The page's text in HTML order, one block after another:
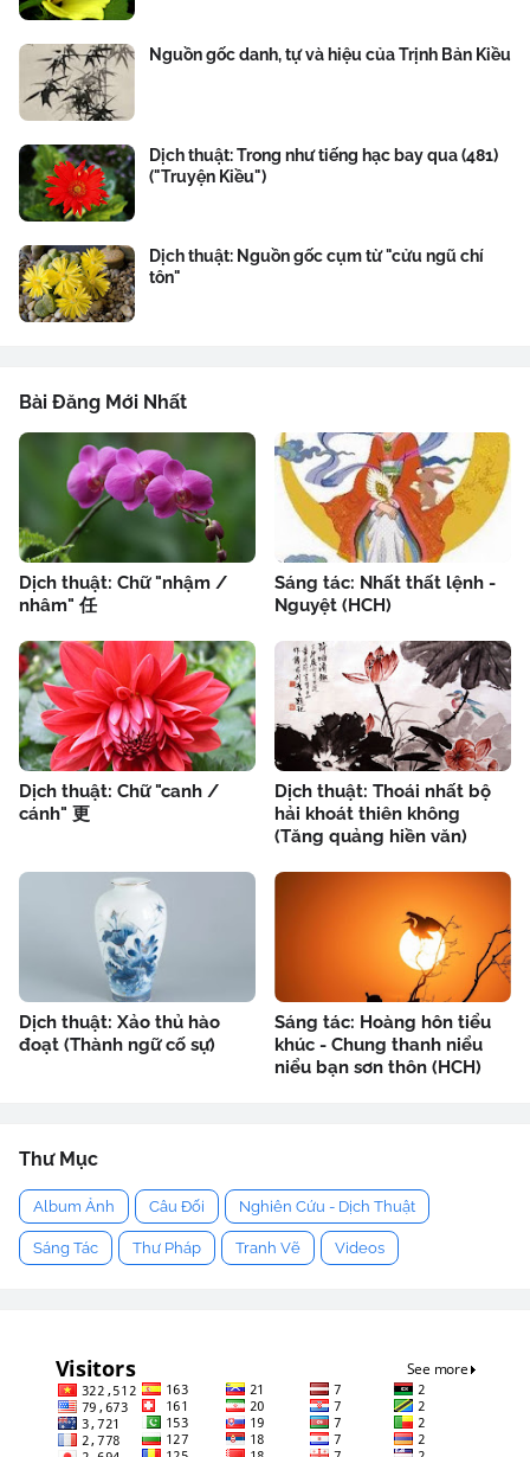
Nguồn gốc danh, tự và hiệu của Trịnh Bản Kiều
Dịch thuật: Trong như tiếng hạc bay qua (481)
("Truyện Kiều")
Dịch thuật: Nguồn gốc cụm từ "cửu ngũ chí
tôn"
Bài Đăng Mới Nhất
Dịch thuật: Chữ "nhậm /
nhâm" 任
Sáng tác: Nhất thất lệnh -
Nguyệt (HCH)
Dịch thuật: Chữ "canh /
cánh" 更
Dịch thuật: Thoái nhất bộ
hải khoát thiên không
(Tăng quảng hiền văn)
Dịch thuật: Xảo thủ hào
đoạt (Thành ngữ cố sự)
Sáng tác: Hoàng hôn tiểu
khúc - Chung thanh niểu
niểu bạn sơn thôn (HCH)
Thư Mục
Album Ảnh Câu Đối Nghiên Cứu - Dịch Thuật
Sáng Tác Thư Pháp Tranh Vẽ Videos